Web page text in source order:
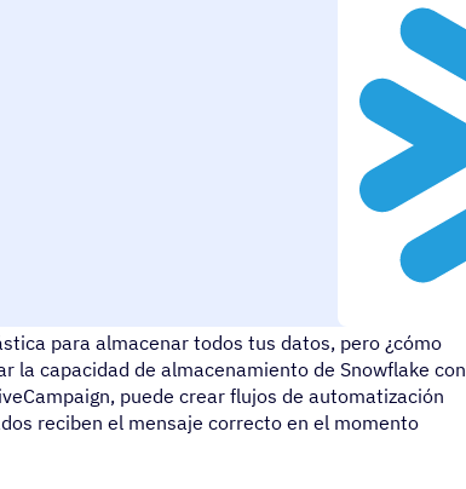
en acciones
para almacenar todos tus datos, pero ¿cómo
la capacidad de almacenamiento de Snowflake con
puede crear flujos de automatización
reciben el mensaje correcto en el momento